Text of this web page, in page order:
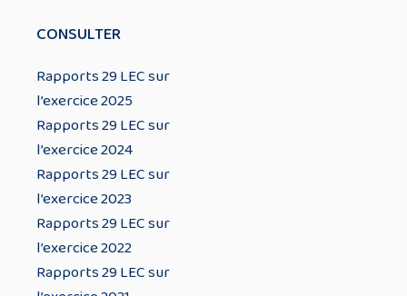
CONSULTER
Rapports 29 LEC sur
l’exercice 2025
Rapports 29 LEC sur
l’exercice 2024
Rapports 29 LEC sur
l’exercice 2023
Rapports 29 LEC sur
l’exercice 2022
Rapports 29 LEC sur